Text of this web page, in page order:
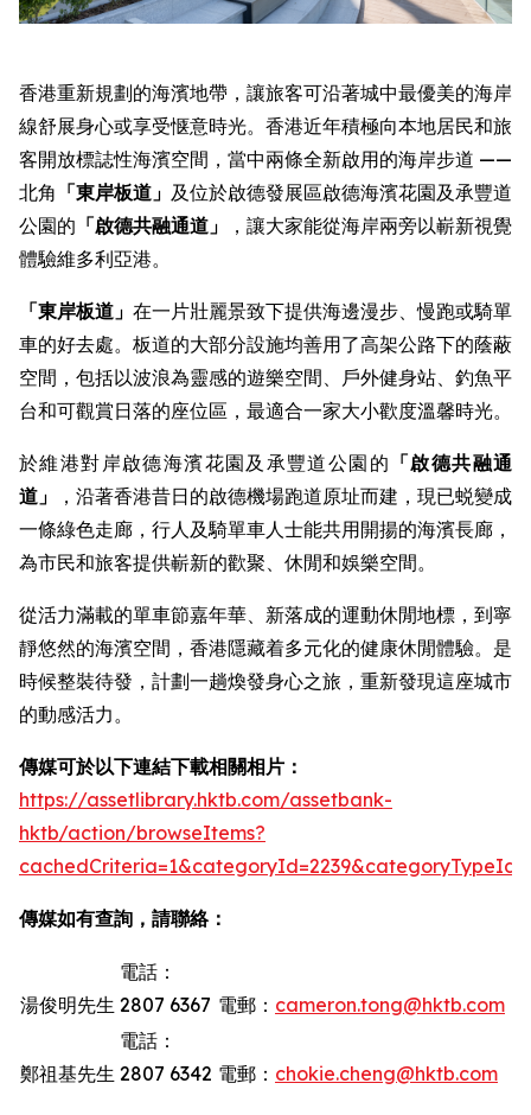
香港重新規劃的海濱地帶，讓旅客可沿著城中最優美的海岸
線舒展身心或享受惬意時光。香港近年積極向本地居民和旅
客開放標誌性海濱空間，當中兩條全新啟用的海岸步道 ——
北角 「東岸板道」 及位於啟德發展區啟德海濱花園及承豐道
公園的 「啟德共融通道 」
，讓大家能從海岸兩旁以嶄新視覺
體驗維多利亞港。
「東岸板道」 在一片壯麗景致下提供海邊漫步、慢跑或騎單
車的好去處。板道的大部分設施均善用了高架公路下的蔭蔽
空間，包括以波浪為靈感的遊樂空間、戶外健身站、釣魚平
台和可觀賞日落的座位區，最適合一家大小歡度溫馨時光。
於維港對岸啟德海濱花園及承豐道公園的 「啟德共融通
道 」
，沿著香港昔日的啟德機場跑道原址而建，現已蜕變成
一條綠色走廊，行人及騎單車人士能共用開揚的海濱長廊，
為市民和旅客提供嶄新的歡聚、休閒和娛樂空間。
從活力滿載的單車節嘉年華、新落成的運動休閒地標，到寧
靜悠然的海濱空間，香港隱藏着多元化的健康休閒體驗。是
時候整裝待發，計劃一趟煥發身心之旅，重新發現這座城市
的動感活力。
傳媒可於以下連結下載相關相片：
https://assetlibrary.hktb.com/assetbank-
hktb/action/browseItems?
傳媒如有查詢，請聯絡：
湯俊明先生
電話：
2807 6367 電郵： cameron.tong@hktb.com
鄭祖基先生
電話：
2807 6342 電郵： chokie.cheng@hktb.com